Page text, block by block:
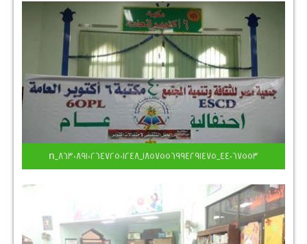
44067553_1857556994291475_8630891026472501248_n